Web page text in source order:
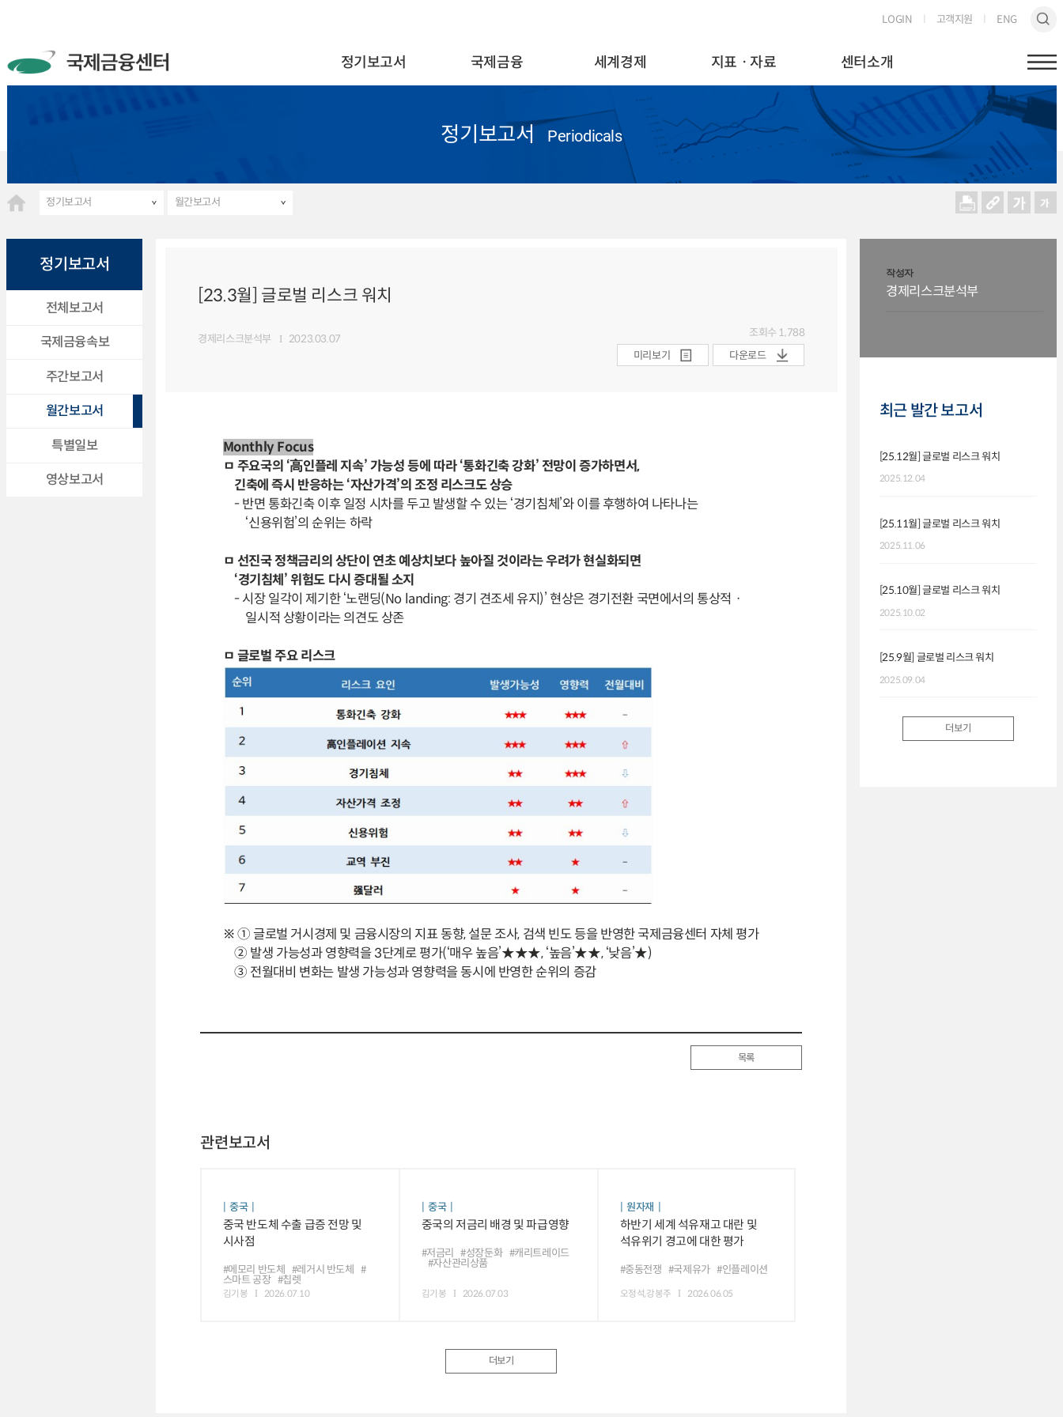
LOGIN 고객지원 ENG
정기보고서 국제금융 세계경제 지표ㆍ자료 센터소개
정기보고서 Periodicals
정기보고서 월간보고서
정기보고서
전체보고서
국제금융속보
주간보고서
월간보고서
특별일보
영상보고서
[23.3월] 글로벌 리스크 워치
경제리스크분석부 2023.03.07 조회수 1,788
미리보기
다운로드
Monthly Focus
ㅁ 주요국의 ‘高인플레 지속’ 가능성 등에 따라 ‘통화긴축 강화’ 전망이 증가하면서,
긴축에 즉시 반응하는 ‘자산가격’의 조정 리스크도 상승
- 반면 통화긴축 이후 일정 시차를 두고 발생할 수 있는 ‘경기침체’와 이를 후행하여 나타나는
‘신용위험’의 순위는 하락
ㅁ 선진국 정책금리의 상단이 연초 예상치보다 높아질 것이라는 우려가 현실화되면
‘경기침체’ 위험도 다시 증대될 소지
- 시장 일각이 제기한 ‘노랜딩(No landing: 경기 견조세 유지)’ 현상은 경기전환 국면에서의 통상적ㆍ
일시적 상황이라는 의견도 상존
ㅁ 글로벌 주요 리스크
※ ① 글로벌 거시경제 및 금융시장의 지표 동향, 설문 조사, 검색 빈도 등을 반영한 국제금융센터 자체 평가
② 발생 가능성과 영향력을 3단계로 평가(‘매우 높음’★★★, ‘높음’★★, ‘낮음’★)
③ 전월대비 변화는 발생 가능성과 영향력을 동시에 반영한 순위의 증감
목록
관련보고서
중국
중국 반도체 수출 급증 전망 및
시사점
#메모리 반도체 #레거시 반도체 #
스마트 공장 #칩렛
김기봉 2026.07.10
중국
중국의 저금리 배경 및 파급영향
#저금리 #성장둔화 #캐리트레이드
#자산관리상품
김기봉 2026.07.03
원자재
하반기 세계 석유재고 대란 및
석유위기 경고에 대한 평가
#중동전쟁 #국제유가 #인플레이션
오정석,강봉주 2026.06.05
더보기
작성자
경제리스크분석부
최근 발간 보고서
[25.12월] 글로벌 리스크 워치
2025.12.04
[25.11월] 글로벌 리스크 워치
2025.11.06
[25.10월] 글로벌 리스크 워치
2025.10.02
[25.9월] 글로벌 리스크 워치
2025.09.04
더보기